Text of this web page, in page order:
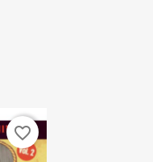
favorite_border